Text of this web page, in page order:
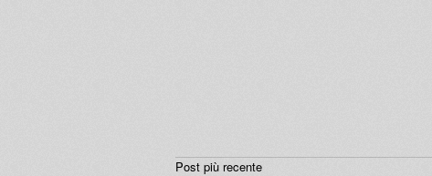
Post più recente